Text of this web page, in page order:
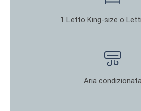
1 Letto King-size o
Aria